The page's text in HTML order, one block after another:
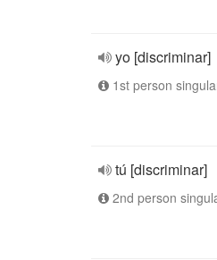
yo [discriminar]
1st person
tú [discriminar]
2nd person